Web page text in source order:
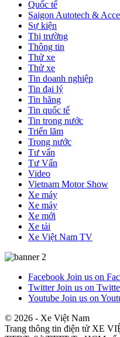
Quốc tế
Saigon Autotech &
Sự kiện
Thị trường
Thông tin
Thử xe
Thử xe
Tin doanh nghiệp
Tin đại lý
Tin hãng
Tin quốc tế
Tin trong nước
Triển lãm
Trong nước
Tư vấn
Tư Vấn
Video
Vietnam Motor Show
Xe máy
Xe máy
Xe mới
Xe tải
Xe Việt Nam TV
Facebook Join us on
Twitter Join us on
Youtube Join us on
© 2026 - Xe Việt Nam
Trang thông tin điện tử XE